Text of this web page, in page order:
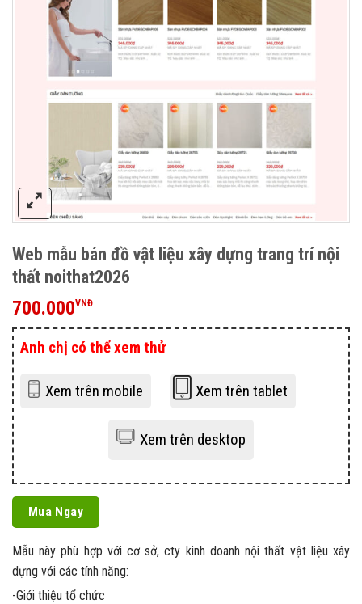
Web mẫu bán đồ vật liệu xây dựng trang trí nội
thất noithat2026
700.000VNĐ
Anh chị có thể xem thử
Xem trên mobile Xem trên tablet
Xem trên desktop
Mua Ngay
Mẫu này phù hợp với cơ sở, cty kinh doanh nội thất vật liệu xây
dựng với các tính năng:
-Giới thiệu tổ chức